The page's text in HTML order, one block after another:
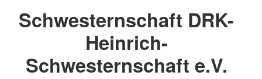
Schwesternschaft DRK-
Heinrich-
Schwesternschaft e.V.